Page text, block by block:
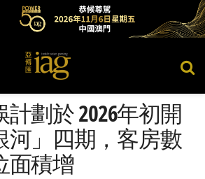
劃於 2026年初開
河」四期，客房數
面積增